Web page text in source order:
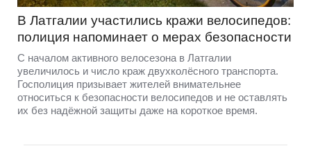
В Латгалии участились кражи велосипедов:
полиция напоминает о мерах безопасности
С началом активного велосезона в Латгалии
увеличилось и число краж двухколёсного транспорта.
Госполиция призывает жителей внимательнее
относиться к безопасности велосипедов и не оставлять
их без надёжной защиты даже на короткое время.